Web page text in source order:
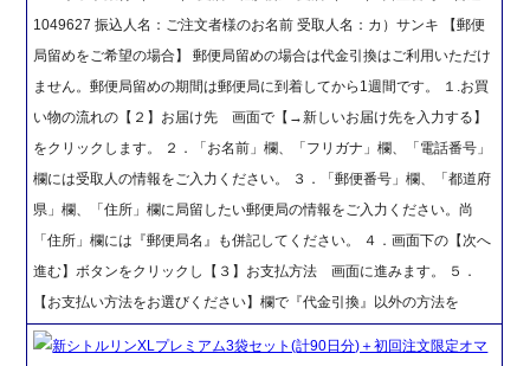
1049627 振込人名：ご注文者様のお名前 受取人名：カ）サンキ 【郵便
局留めをご希望の場合】 郵便局留めの場合は代金引換はご利用いただけ
ません。郵便局留めの期間は郵便局に到着してから1週間です。 １.お買
い物の流れの【２】お届け先 画面で【→新しいお届け先を入力する】
をクリックします。 ２．「お名前」欄、「フリガナ」欄、「電話番号」
欄には受取人の情報をご入力ください。 ３．「郵便番号」欄、「都道府
県」欄、「住所」欄に局留したい郵便局の情報をご入力ください。尚
「住所」欄には『郵便局名』も併記してください。 ４．画面下の【次へ
進む】ボタンをクリックし【３】お支払方法 画面に進みます。 ５．
【お支払い方法をお選びください】欄で『代金引換』以外の方法を
新シトルリンXLプレミアム3袋セット(計90日分)＋初回注文限定オマ